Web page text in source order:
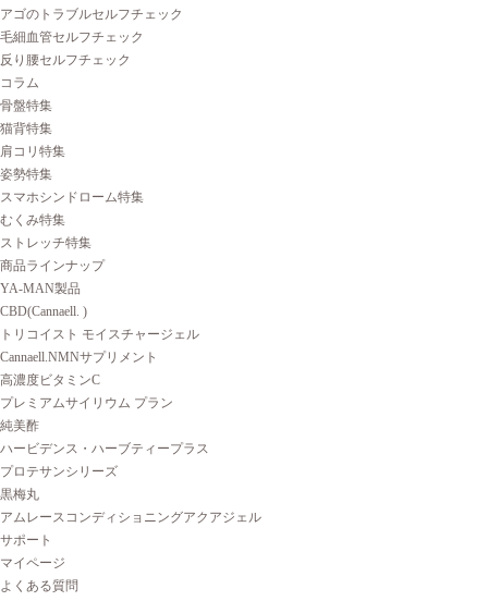
アゴのトラブルセルフチェック
毛細血管セルフチェック
反り腰セルフチェック
コラム
骨盤特集
猫背特集
肩コリ特集
姿勢特集
スマホシンドローム特集
むくみ特集
ストレッチ特集
商品ラインナップ
YA-MAN製品
CBD(Cannaell. )
トリコイスト モイスチャージェル
Cannaell.NMNサプリメント
高濃度ビタミンC
プレミアムサイリウム プラン
純美酢
ハービデンス・ハーブティープラス
プロテサンシリーズ
黒梅丸
アムレースコンディショニングアクアジェル
サポート
マイページ
よくある質問